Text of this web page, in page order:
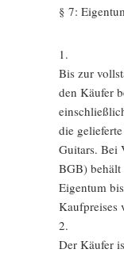
§ 7:
1.
Bis zur
den Käufer
die
Guitars. Bei
BGB) behält
Eigentum
Kaufpreises
2.
Der Käufer